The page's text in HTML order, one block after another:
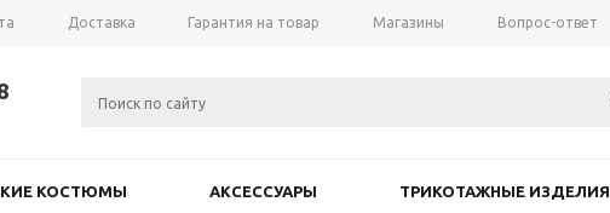
Доставка Гарантия на товар Магазины Вопрос-ответ
КОСТЮМЫ АКСЕССУАРЫ ТРИКОТАЖНЫЕ ИЗДЕЛИЯ